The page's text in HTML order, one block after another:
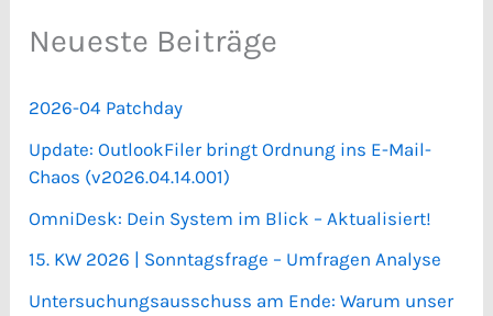
Neueste Beiträge
2026-04 Patchday
Update: OutlookFiler bringt Ordnung ins E-Mail-
Chaos (v2026.04.14.001)
OmniDesk: Dein System im Blick – Aktualisiert!
15. KW 2026 | Sonntagsfrage – Umfragen Analyse
Untersuchungsausschuss am Ende: Warum unser